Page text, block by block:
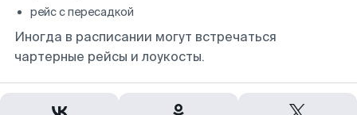
рейс с пересадкой
Иногда в расписании могут встречаться
чартерные рейсы и лоукосты.